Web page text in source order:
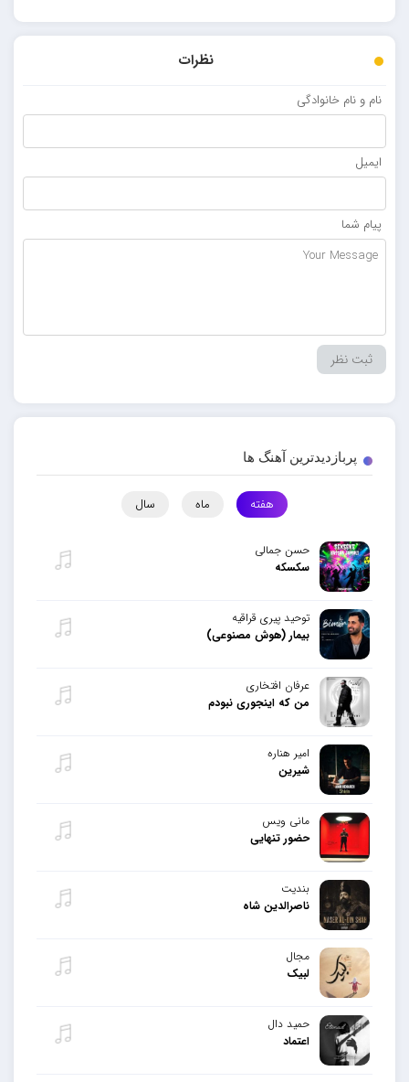
نظرات
نام و نام خانوادگی
ایمیل
پیام شما
پربازدیدترین آهنگ ها
هفته ماه سال
حسن جمالی
سکسکه
توحید پیری قراقیه
بیمار (هوش مصنوعی)
عرفان افتخاری
من که اینجوری نبودم
امیر هناره
شیرین
مانی ویس
حضور تنهایی
بندیت
ناصرالدین شاه
مجال
لبیک
حمید دال
اعتماد